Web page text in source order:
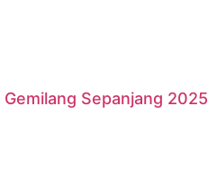
Sepanjang 2025